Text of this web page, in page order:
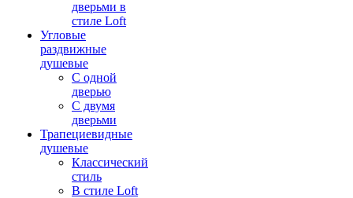
дверьми в
стиле Loft
Угловые
раздвижные
душевые
С одной
дверью
С двумя
дверьми
Трапециевидные
душевые
Классический
стиль
В стиле Loft